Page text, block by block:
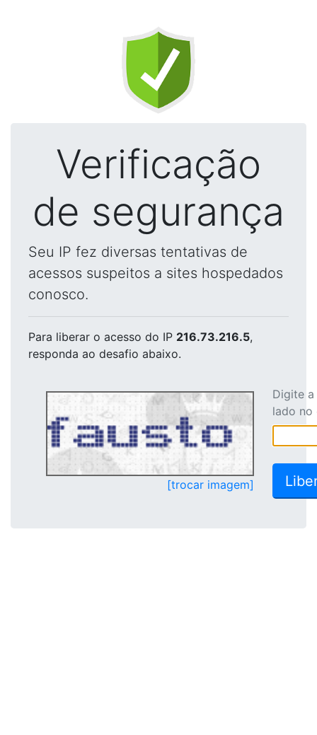
Verificação
de segurança
Seu IP fez diversas tentativas de
acessos suspeitos a sites hospedados
conosco.
Para liberar o acesso do IP 216.73.216.5,
responda ao desafio abaixo.
[trocar imagem]
Digite
lado no